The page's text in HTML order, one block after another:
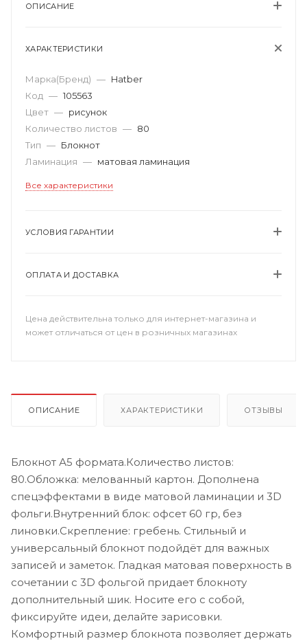
ОПИСАНИЕ
ХАРАКТЕРИСТИКИ
Марка(Бренд) — Hatber
Код — 105563
Цвет — рисунок
Количество листов — 80
Тип — Блокнот
Ламинация — матовая ламинация
Все характеристики
УСЛОВИЯ ГАРАНТИИ
ОПЛАТА И ДОСТАВКА
Цена действительна только для интернет-магазина и
может отличаться от цен в розничных магазинах
ОПИСАНИЕ ХАРАКТЕРИСТИКИ ОТЗЫВЫ
Блокнот А5 формата.Количество листов:
80.Обложка: мелованный картон. Дополнена
спецэффектами в виде матовой ламинации и 3D
фольги.Внутренний блок: офсет 60 гр, без
линовки.Скрепление: гребень. Стильный и
универсальный блокнот подойдёт для важных
записей и заметок. Гладкая матовая поверхность в
сочетании с 3D фольгой придает блокноту
дополнительный шик. Носите его с собой,
фиксируйте идеи, делайте зарисовки.
Комфортный размер блокнота позволяет держать